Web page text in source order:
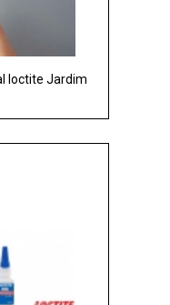
loctite Jardim